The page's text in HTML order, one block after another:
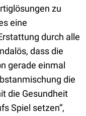
zu
eine
durch alle
dass die
gerade einmal
die
die Gesundheit
Spiel setzen“,